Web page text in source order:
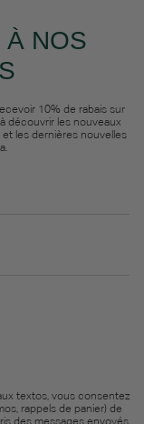
À NOS
10% de rabais sur
découvrir les nouveaux
les dernières nouvelles
textos, vous consentez
rappels de panier) de